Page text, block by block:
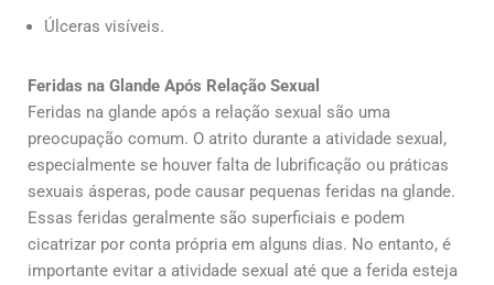
Úlceras visíveis.
Feridas na Glande Após Relação Sexual
Feridas na glande após a relação sexual são uma
preocupação comum. O atrito durante a atividade sexual,
especialmente se houver falta de lubrificação ou práticas
sexuais ásperas, pode causar pequenas feridas na glande.
Essas feridas geralmente são superficiais e podem
cicatrizar por conta própria em alguns dias. No entanto, é
importante evitar a atividade sexual até que a ferida esteja